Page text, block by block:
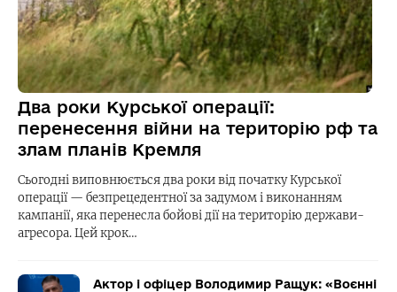
Два роки Курської операції:
перенесення війни на територію рф та
злам планів Кремля
Сьогодні виповнюється два роки від початку Курської
операції — безпрецедентної за задумом і виконанням
кампанії, яка перенесла бойові дії на територію держави-
агресора. Цей крок…
Актор і офіцер Володимир Ращук: «Воєнні